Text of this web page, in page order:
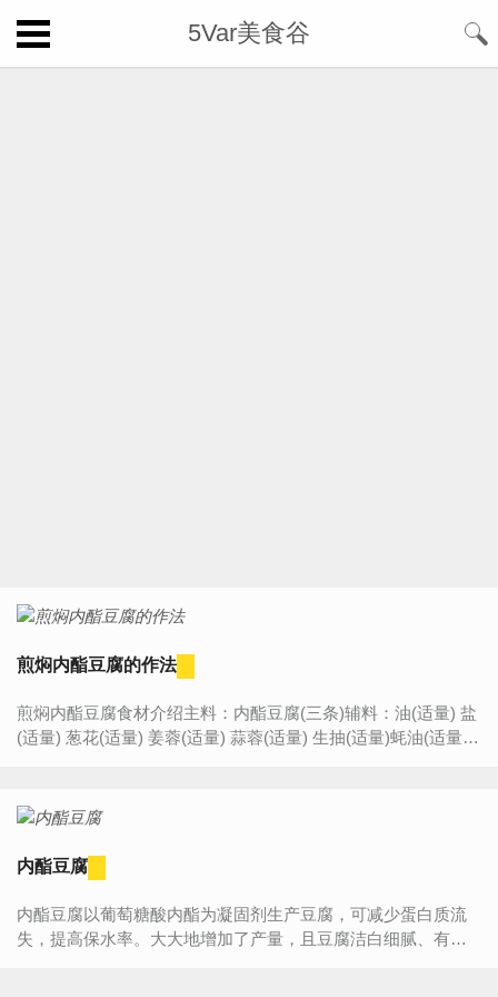
5Var美食谷
煎焖内酯豆腐的作法
煎焖内酯豆腐食材介绍主料：内酯豆腐(三条)辅料：油(适量) 盐
(适量) 葱花(适量) 姜蓉(适量) 蒜蓉(适量) 生抽(适量)蚝油(适量)
内酯豆腐
内酯豆腐以葡萄糖酸内酯为凝固剂生产豆腐，可减少蛋白质流
失，提高保水率。大大地增加了产量，且豆腐洁白细腻、有光